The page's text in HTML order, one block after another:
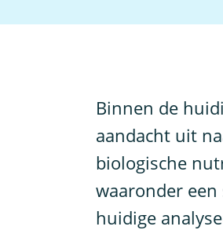
Binnen de
aandacht uit
biologische
waaronder
huidige